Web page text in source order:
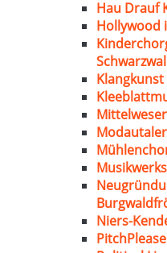
Hau Drauf
Hollywood
Niers-
PitchPlease